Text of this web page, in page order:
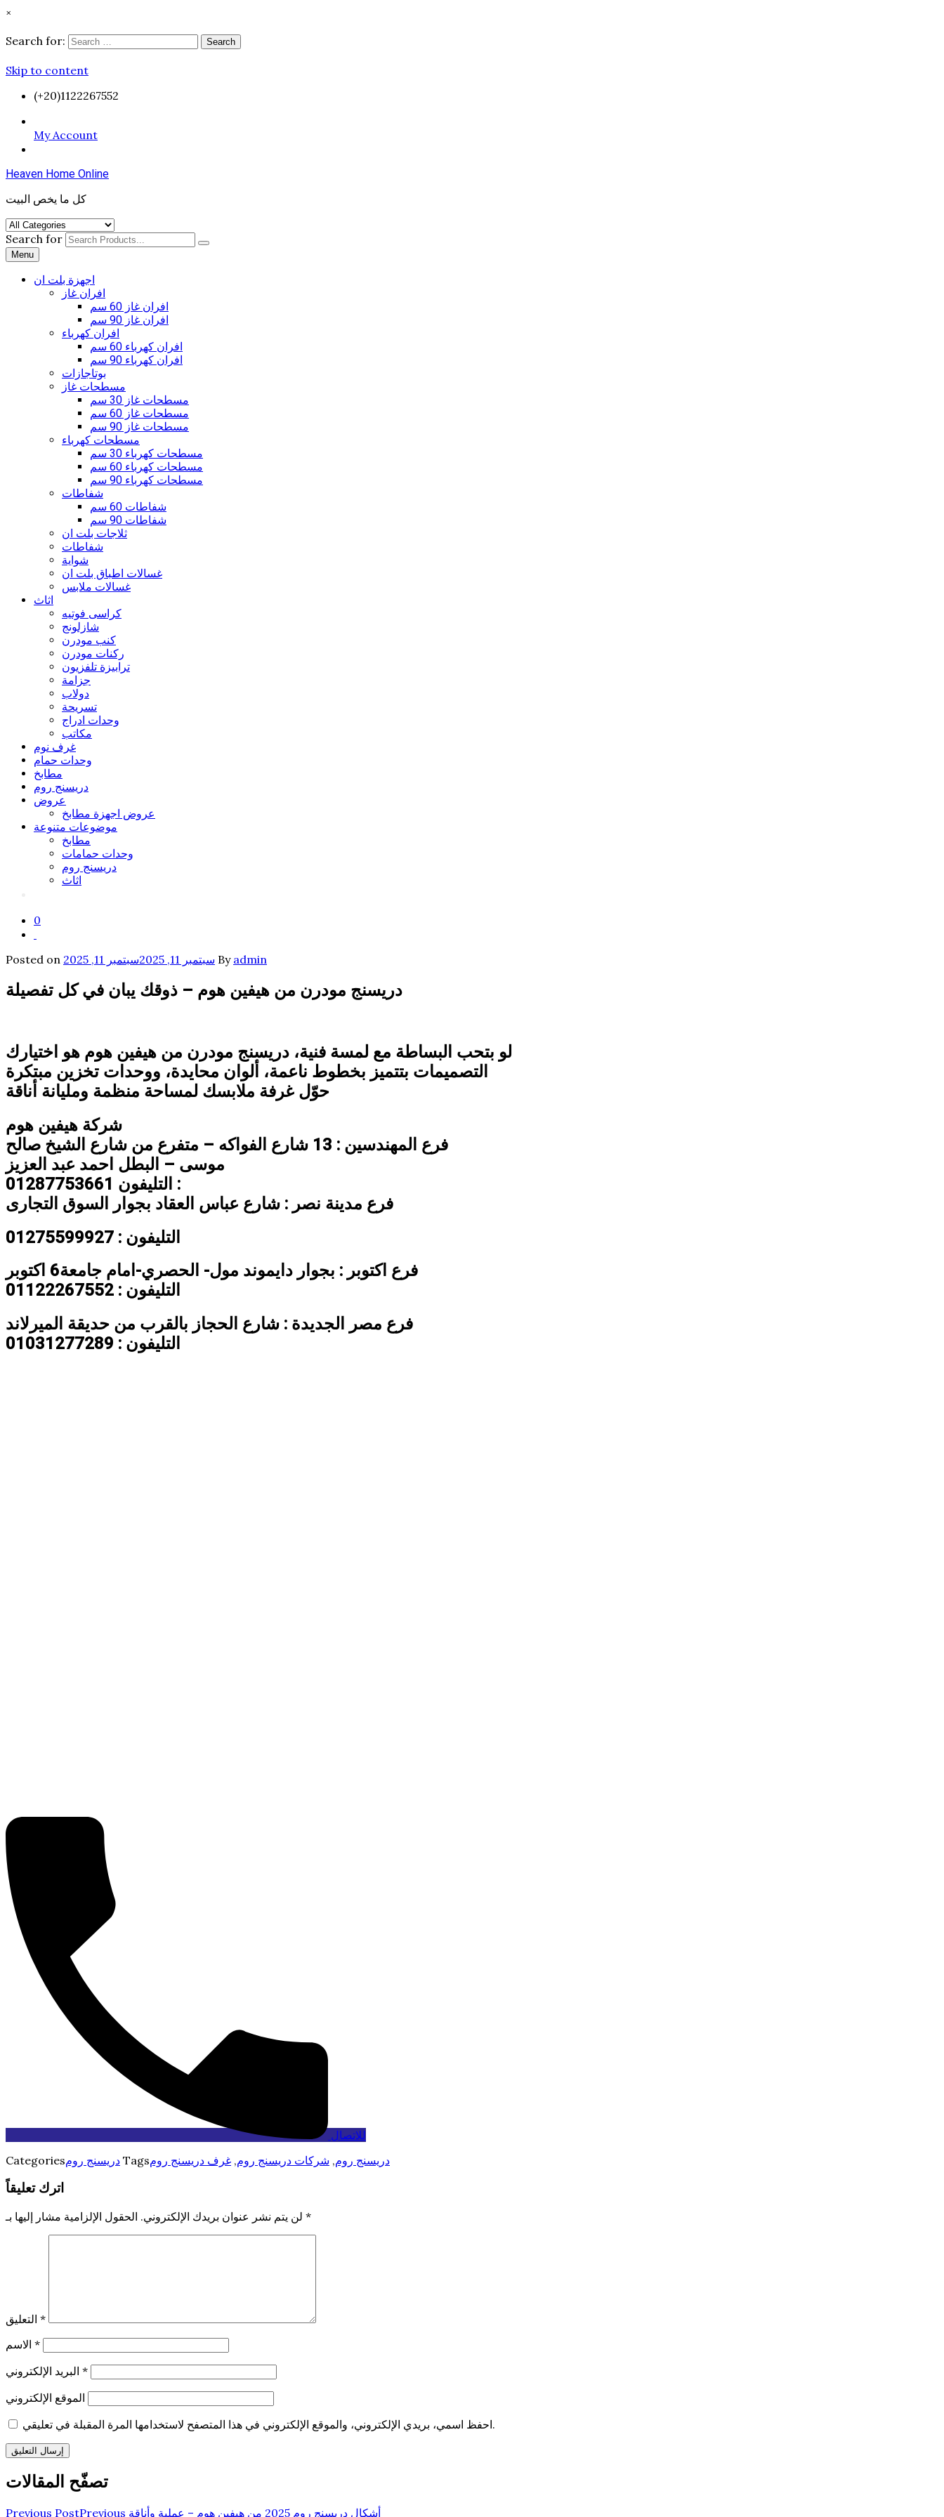
×
Search for:
Search
Skip to content
(+20)1122267552
My Account
Heaven Home Online
كل ما يخص البيت
Search for
Menu
اجهزة بلت ان
افران غاز
افران غاز 60 سم
افران غاز 90 سم
افران كهرباء
افران كهرباء 60 سم
افران كهرباء 90 سم
بوتاجازات
مسطحات غاز
مسطحات غاز 30 سم
مسطحات غاز 60 سم
مسطحات غاز 90 سم
مسطحات كهرباء
مسطحات كهرباء 30 سم
مسطحات كهرباء 60 سم
مسطحات كهرباء 90 سم
شفاطات
شفاطات 60 سم
شفاطات 90 سم
ثلاجات بلت ان
شفاطات
شواية
غسالات اطباق بلت ان
غسالات ملابس
اثاث
كراسى فوتيه
شازلونج
كنب مودرن
ركنات مودرن
ترابيزة تلفزيون
جزامة
دولاب
تسريحة
وحدات ادراج
مكاتب
غرف نوم
وحدات حمام
مطابخ
دريسنج روم
عروض
عروض اجهزة مطابخ
موضوعات متنوعة
مطابخ
وحدات حمامات
دريسنج روم
اثاث
0
Posted on سبتمبر 11, 2025 سبتمبر 11, 2025 By admin
دريسنج مودرن من هيفين هوم – ذوقك يبان في كل تفصيلة
لو بتحب البساطة مع لمسة فنية، دريسنج مودرن من هيفين هوم هو اختيارك
التصميمات بتتميز بخطوط ناعمة، ألوان محايدة، ووحدات تخزين مبتكرة
حوّل غرفة ملابسك لمساحة منظمة ومليانة أناقة
شركة هيفين هوم
فرع المهندسين : 13 شارع الفواكه – متفرع من شارع الشيخ صالح
موسى – البطل احمد عبد العزيز
التليفون 01287753661 :
فرع مدينة نصر : شارع عباس العقاد بجوار السوق التجارى
التليفون : 01275599927
فرع اكتوبر : بجوار دايموند مول- الحصري-امام جامعة6 اكتوبر
التليفون : 01122267552
فرع مصر الجديدة : شارع الحجاز بالقرب من حديقة الميرلاند
التليفون : 01031277289
للاتصال
Categoriesدريسنج روم Tags دريسنج روم, شركات دريسنج روم, غرف دريسنج روم
اترك تعليقاً
لن يتم نشر عنوان بريدك الإلكتروني. *
*
*
*
الموقع الإلكتروني
احفظ اسمي، بريدي الإلكتروني، والموقع الإلكتروني في هذا المتصفح لاستخدامها المرة المقبلة في تعليقي.
تصفّح المقالات
Previous PostPrevious أشكال دريسنج روم 2025 من هيفين هوم – عملية وأناقة